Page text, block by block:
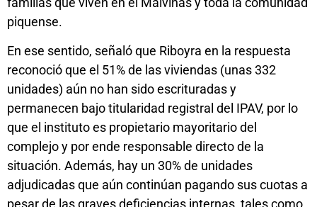
piquense.
En ese sentido, señaló que Riboyra en la respuesta
reconoció que el 51% de las viviendas (unas 332
unidades) aún no han sido escrituradas y
permanecen bajo titularidad registral del IPAV, por lo
que el instituto es propietario mayoritario del
complejo y por ende responsable directo de la
situación. Además, hay un 30% de unidades
adjudicadas que aún continúan pagando sus cuotas a
pesar de las graves deficiencias internas, tales como